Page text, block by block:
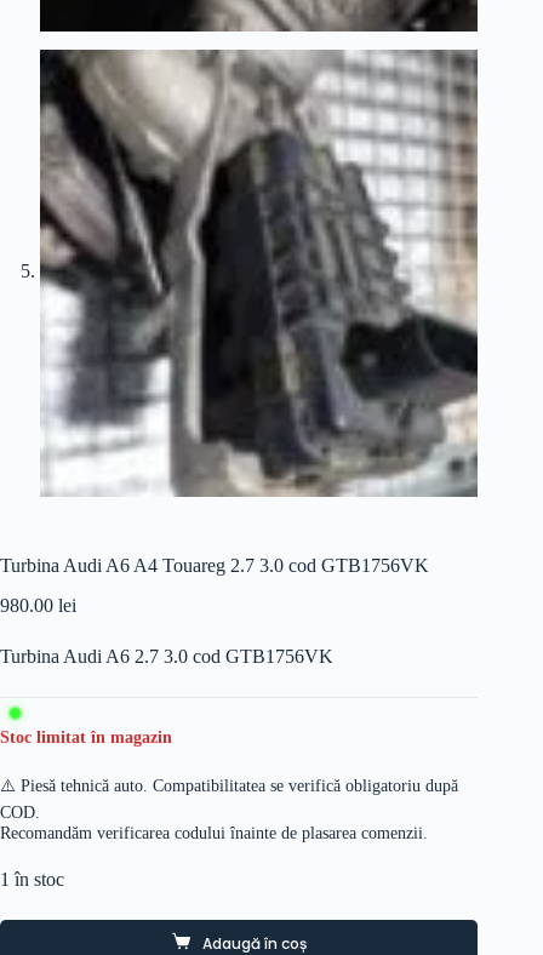
Turbina Audi A6 A4 Touareg 2.7 3.0 cod GTB1756VK
980.00 lei
Turbina Audi A6 2.7 3.0 cod GTB1756VK
Stoc limitat în magazin
⚠️ Piesă tehnică auto. Compatibilitatea se verifică obligatoriu după
COD.
Recomandăm verificarea codului înainte de plasarea comenzii.
1 în stoc
Adaugă în coș